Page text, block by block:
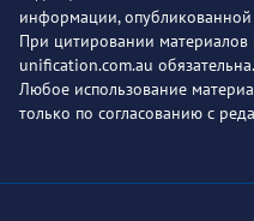
информации,
При цитировании материалов
unification.com.au обязательна.
Любое использование
только по согласованию с